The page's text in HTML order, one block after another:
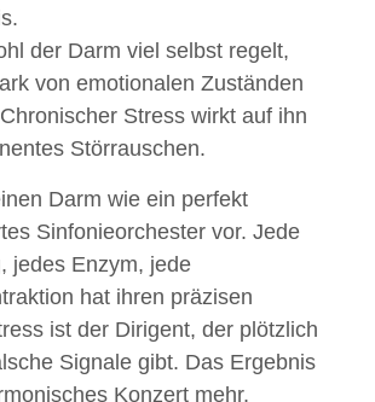
der Darm viel selbst regelt,
von emotionalen Zuständen
Stress wirkt auf ihn
Störrauschen.
Darm wie ein perfekt
Sinfonieorchester vor. Jede
jedes Enzym, jede
hat ihren präzisen
ist der Dirigent, der plötzlich
Signale gibt. Das Ergebnis
Konzert mehr,